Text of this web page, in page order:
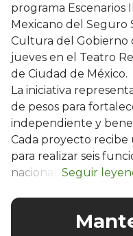
programa
Mexicano del Seguro
Cultura del Gobierno
jueves en el Teatro
de Ciudad de México.
La iniciativa
de pesos para
independiente y
Cada proyecto recibe
para realizar seis
nacional.